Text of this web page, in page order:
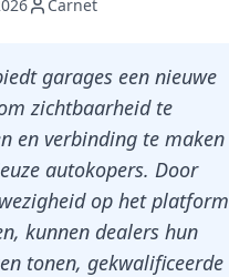
Carnet
garages een nieuwe
zichtbaarheid te
en verbinding te maken
autokopers. Door
op het platform
kunnen dealers hun
tonen, gekwalificeerde